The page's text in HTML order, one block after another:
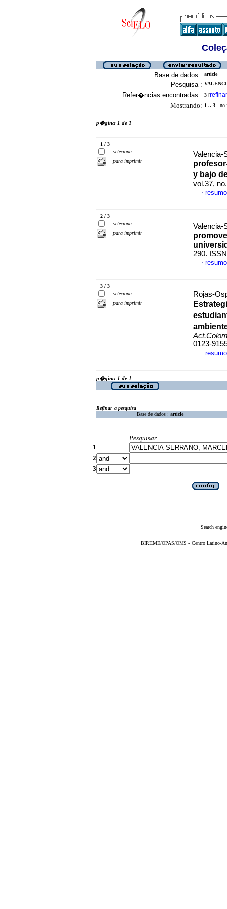
Base de dados : article
Pesquisa :
Refer�ncias encontradas : 3 [refinar
Mostrando: 1 .. 3 no
p�gina 1 de 1
1 / 3
seleciona
para imprimir
Valencia-
y bajo
vol.37,
·
2 / 3
seleciona
para imprimir
Valencia-
290.
·
3 / 3
seleciona
para imprimir
Rojas-
0123-
·
p�gina 1 de 1
Refinar a pesquisa
Base de dados : article
Pesquisar
1
2
3
Search
BIREME/OPAS/OMS - Centro Latino-